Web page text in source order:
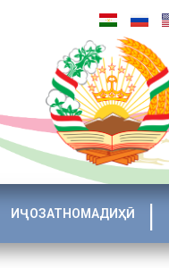
ИҶОЗАТНОМАДИҲӢ